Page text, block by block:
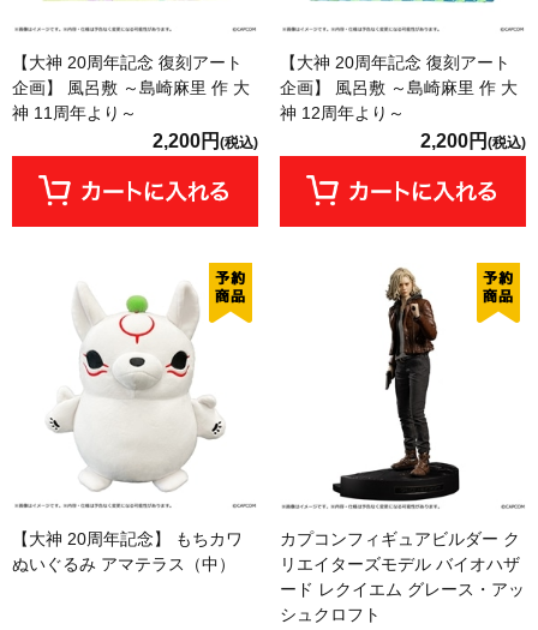
【大神 20周年記念 復刻アート
企画】 風呂敷 ～島崎麻里 作 大
神 11周年より～
2,200円 (税込)
【大神 20周年記念 復刻アート
企画】 風呂敷 ～島崎麻里 作 大
神 12周年より～
2,200円 (税込)
【大神 20周年記念】 もちカワ
ぬいぐるみ アマテラス（中）
カプコンフィギュアビルダー ク
リエイターズモデル バイオハザ
ード レクイエム グレース・アッ
シュクロフト